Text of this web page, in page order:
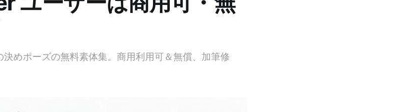
めポーズの無料素体集。商用利用可＆無償、加筆修